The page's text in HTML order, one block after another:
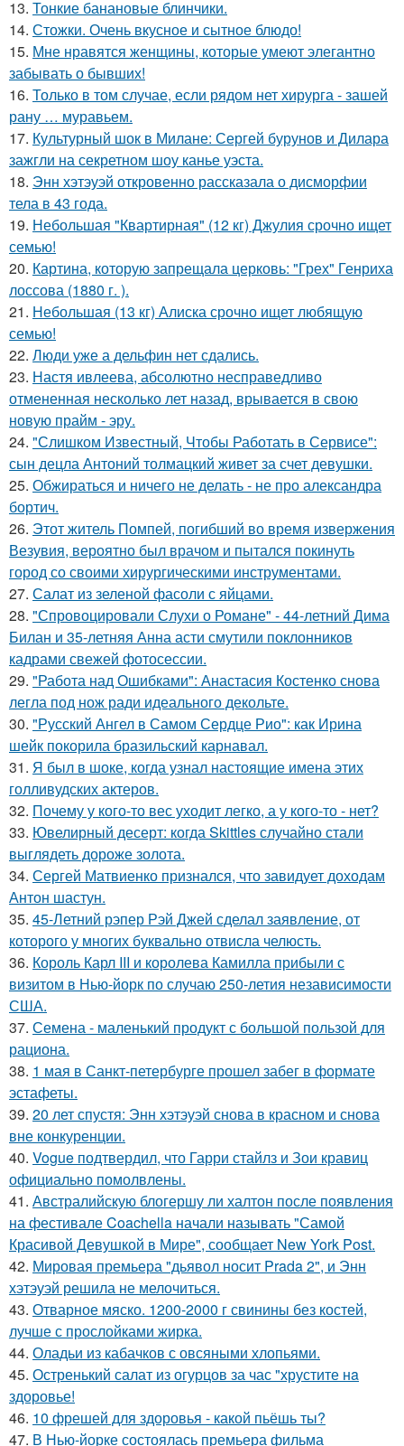
13. Тонкие банановые блинчики.
14. Стожки. Очень вкусное и сытное блюдо!
15. Мне нравятся женщины, которые умеют элегантно
забывать о бывших!
16. Только в том случае, если рядом нет хирурга - зашей
рану … муравьем.
17. Культурный шок в Милане: Сергей бурунов и Дилара
зажгли на секретном шоу канье уэста.
18. Энн хэтэуэй откровенно рассказала о дисморфии
тела в 43 года.
19. Небольшая "Квартирная" (12 кг) Джулия срочно ищет
семью!
20. Картина, которую запрещала церковь: "Грех" Генриха
лоссова (1880 г. ).
21. Небольшая (13 кг) Алиска срочно ищет любящую
семью!
22. Люди уже а дельфин нет сдались.
23. Настя ивлеева, абсолютно несправедливо
отмененная несколько лет назад, врывается в свою
новую прайм - эру.
24. "Слишком Известный, Чтобы Работать в Сервисе":
сын децла Антоний толмацкий живет за счет девушки.
25. Обжираться и ничего не делать - не про александра
бортич.
26. Этот житель Помпей, погибший во время извержения
Везувия, вероятно был врачом и пытался покинуть
город со своими хирургическими инструментами.
27. Салат из зеленой фасоли с яйцами.
28. "Спровоцировали Слухи о Романе" - 44-летний Дима
Билан и 35-летняя Анна асти смутили поклонников
кадрами свежей фотосессии.
29. "Работа над Ошибками": Анастасия Костенко снова
легла под нож ради идеального декольте.
30. "Русский Ангел в Самом Сердце Рио": как Ирина
шейк покорила бразильский карнавал.
31. Я был в шоке, когда узнал настоящие имена этих
голливудских актеров.
32. Почему у кого-то вес уходит легко, а у кого-то - нет?
33. Ювелирный десерт: когда Skittles случайно стали
выглядеть дороже золота.
34. Сергей Матвиенко признался, что завидует доходам
Антон шастун.
35. 45-Летний рэпер Рэй Джей сделал заявление, от
которого у многих буквально отвисла челюсть.
36. Король Карл III и королева Камилла прибыли с
визитом в Нью-йорк по случаю 250-летия независимости
США.
37. Семена - маленький продукт с большой пользой для
рациона.
38. 1 мая в Санкт-петербурге прошел забег в формате
эстафеты.
39. 20 лет спустя: Энн хэтэуэй снова в красном и снова
вне конкуренции.
40. Vogue подтвердил, что Гарри стайлз и Зои кравиц
официально помолвлены.
41. Австралийскую блогершу ли халтон после появления
на фестивале Coachella начали называть "Самой
Красивой Девушкой в Мире", сообщает New York Post.
42. Мировая премьера "дьявол носит Prada 2", и Энн
хэтэуэй решила не мелочиться.
43. Отварное мяско. 1200-2000 г свинины без костей,
лучше с прослойками жирка.
44. Оладьи из кабачков с овсяными хлопьями.
45. Остренький салат из огурцов за час "хрустите нa
здоровье!
46. 10 фрешей для здоровья - какой пьёшь ты?
47. В Нью-йорке состоялась премьера фильма